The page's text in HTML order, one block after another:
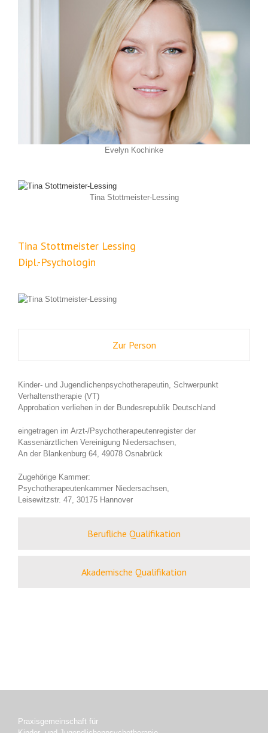
Evelyn Kochinke
Tina Stottmeister-Lessing
Tina Stottmeister Lessing
Dipl.-Psychologin
Zur Person
Kinder- und Jugendlichenpsychotherapeutin, Schwerpunkt
Verhaltenstherapie (VT)
Approbation verliehen in der Bundesrepublik Deutschland
eingetragen im Arzt-/Psychotherapeutenregister der
Kassenärztlichen Vereinigung Niedersachsen,
An der Blankenburg 64, 49078 Osnabrück
Zugehörige Kammer:
Psychotherapeutenkammer Niedersachsen,
Leisewitzstr. 47, 30175 Hannover
Berufliche Qualifikation
Akademische Qualifikation
Praxisgemeinschaft für